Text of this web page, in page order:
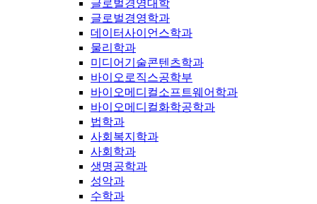
글로벌경영대학
글로벌경영학과
데이터사이언스학과
물리학과
미디어기술콘텐츠학과
바이오로직스공학부
바이오메디컬소프트웨어학과
바이오메디컬화학공학과
법학과
사회복지학과
사회학과
생명공학과
성악과
수학과